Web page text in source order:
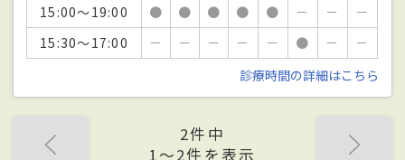
15:00～19:00
● ● ● ● ● － －
－
15:30～17:00
－ － － － － ● －
－
診療時間の詳細はこちら
2件中
1〜2件を表示